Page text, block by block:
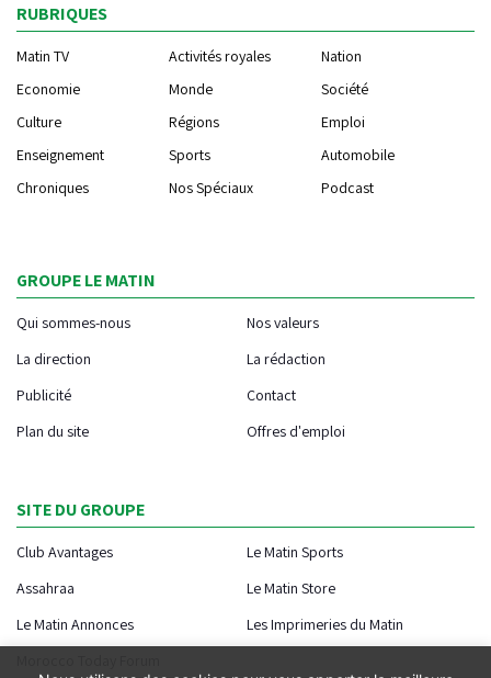
RUBRIQUES
Matin TV Activités royales
Nation
Economie
Monde
Société
Culture
Régions
Emploi
Enseignement
Sports
Automobile
Chroniques
Nos Spéciaux Podcast
GROUPE LE MATIN
Qui sommes-nous
Nos valeurs
La direction
La rédaction
Publicité
Contact
Plan du site
Offres d'emploi
SITE DU GROUPE
Club Avantages
Le Matin Sports
Assahraa
Le Matin Store
Le Matin Annonces
Les Imprimeries du Matin